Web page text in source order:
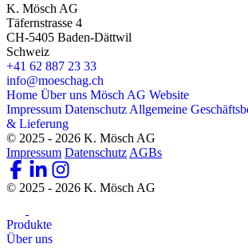
K. Mösch AG
Täfernstrasse 4
CH-5405 Baden-Dättwil
Schweiz
+41 62 887 23 33
info@moeschag.ch
Home Über uns Mösch AG Website
Impressum Datenschutz Allgemeine
& Lieferung
© 2025 - 2026 K. Mösch AG
Impressum Datenschutz AGBs
© 2025 - 2026 K. Mösch AG
Produkte
Über uns